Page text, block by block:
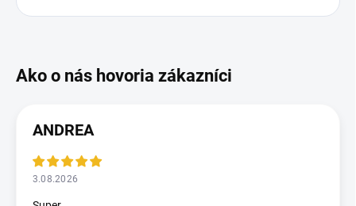
ANDREA
3.08.2026